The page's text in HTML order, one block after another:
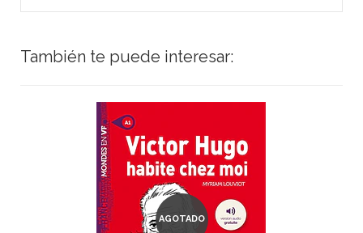
También te puede interesar:
AGOTADO